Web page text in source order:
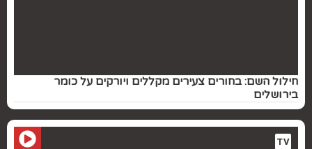
חילול השם: בחורים צעירים מקללים ויורקים על כומר
בירושלים
TV